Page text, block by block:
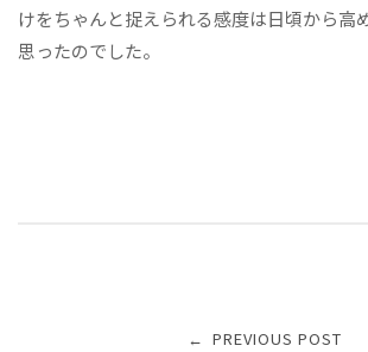
けをちゃんと捉えられる感度は日頃から高
思ったのでした。
← PREVIOUS POST